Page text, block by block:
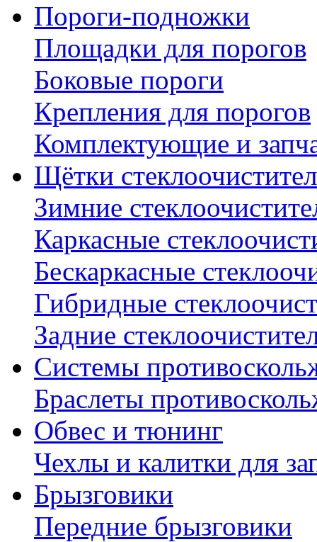
Пороги-подножки
Площадки для порогов
Боковые пороги
Крепления для порогов
Комплектующие и
Щётки
Зимние
Каркасные
Бескаркасные
Гибридные
Задние
Системы
Браслеты
Обвес и тюнинг
Чехлы и калитки для
Брызговики
Передние брызговики